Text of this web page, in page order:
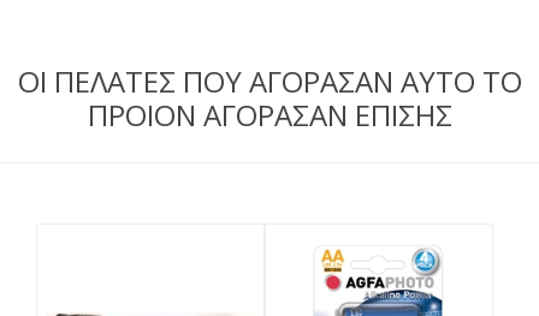
ΟΙ ΠΕΛΑΤΕΣ ΠΟΥ ΑΓΟΡΑΣΑΝ ΑΥΤΟ ΤΟ
ΠΡΟΙΟΝ ΑΓΟΡΑΣΑΝ ΕΠΙΣΗΣ